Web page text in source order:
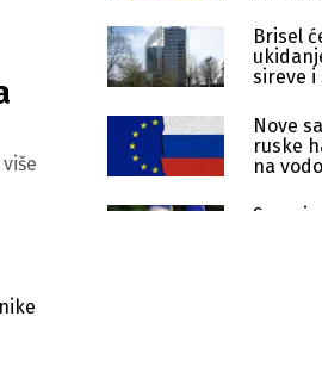
Brisel
sireve i
Nove
ruske
na
Soreci